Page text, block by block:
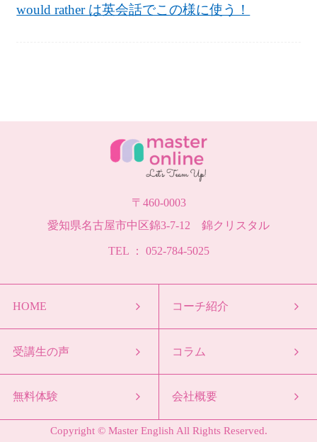
would rather は英会話でこの様に使う！
〒460-0003
愛知県名古屋市中区錦3-7-12 錦クリスタル
TEL ： 052-784-5025
HOME コーチ紹介
受講生の声 コラム
無料体験 会社概要
Copyright © Master English All Rights Reserved.